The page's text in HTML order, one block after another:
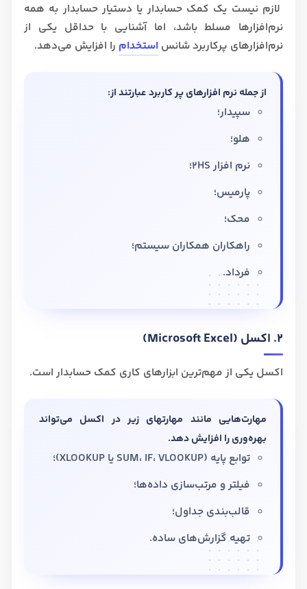
لازم نیست یک کمک حسابدار یا دستیار حسابدار به همه
نرم‌افزارها مسلط باشد، اما آشنایی با حداقل یکی از
نرم‌افزارهای پرکاربرد شانس استخدام را افزایش می‌دهد.
از جمله نرم افزارهای پر کاربرد عبارتند از:
سپیدار؛
هلو؛
نرم افزار 2HS؛
پارمیس؛
محک؛
راهکاران همکاران سیستم؛
فرداد.
2. اکسل (Microsoft Excel)
اکسل یکی از مهم‌ترین ابزارهای کاری کمک حسابدار است.
مهارت‌هایی مانند مهارتهای زیر در اکسل می‌تواند
بهره‌وری را افزایش دهد.
توابع پایه (SUM، IF، VLOOKUP یا XLOOKUP)؛
فیلتر و مرتب‌سازی داده‌ها؛
قالب‌بندی جداول؛
تهیه گزارش‌های ساده.